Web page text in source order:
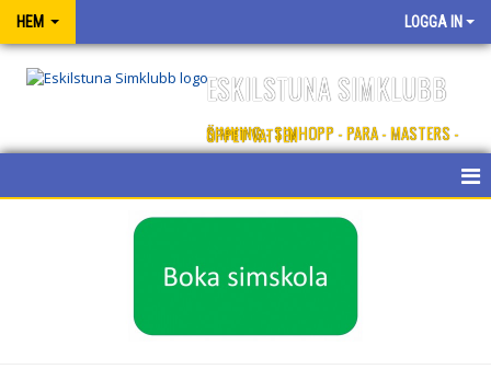
HEM LOGGA IN
ESKILSTUNA SIMKLUBB
SIMNING - SIMHOPP - PARA - MASTERS - ÖPPET VATTEN
OM ESKILSTUNA SK